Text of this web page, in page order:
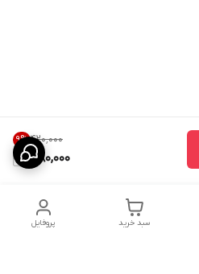
۴۲۰٬۰۰۰ 9%
380,000
پروفایل سبد خرید